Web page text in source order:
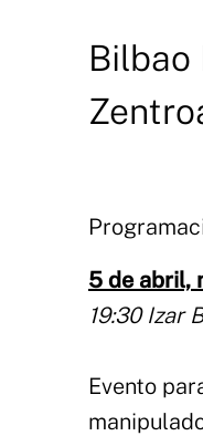
Bilbao
5 de abril,
19:30 Izar
Evento